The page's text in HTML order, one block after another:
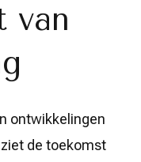
van
ontwikkelingen
de toekomst